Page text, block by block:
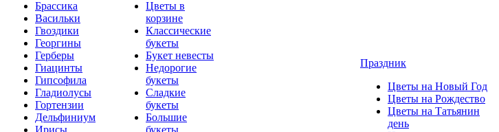
Брассика
Васильки
Гвоздики
Георгины
Герберы
Гиацинты
Гипсофила
Гладиолусы
Гортензии
Дельфиниум
Ирисы
Цветы в
корзине
Классические
букеты
Букет невесты
Недорогие
букеты
Сладкие
букеты
Большие
букеты
Праздник
Цветы на Новый Год
Цветы на Рождество
Цветы на Татьянин
день